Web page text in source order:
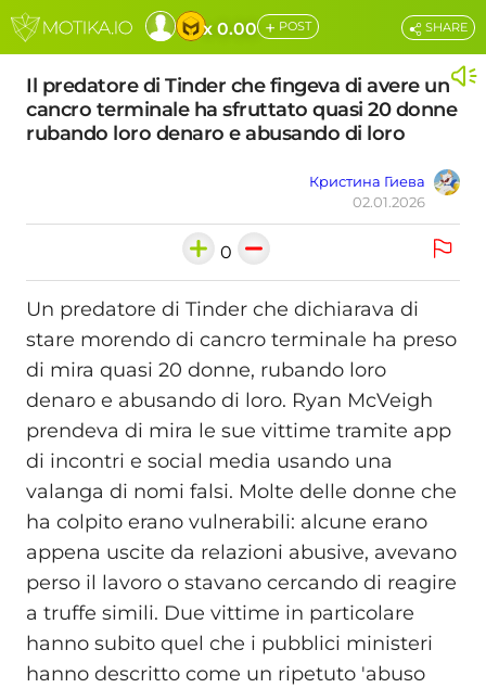
x 0.00 + POST
Il predatore di Tinder che fingeva di avere un
cancro terminale ha sfruttato quasi 20 donne
rubando loro denaro e abusando di loro
Кристина Гиева
02.01.2026
SHARE
0
Un predatore di Tinder che dichiarava di
stare morendo di cancro terminale ha preso
di mira quasi 20 donne, rubando loro
denaro e abusando di loro. Ryan McVeigh
prendeva di mira le sue vittime tramite app
di incontri e social media usando una
valanga di nomi falsi. Molte delle donne che
ha colpito erano vulnerabili: alcune erano
appena uscite da relazioni abusive, avevano
perso il lavoro o stavano cercando di reagire
a truffe simili. Due vittime in particolare
hanno subito quel che i pubblici ministeri
hanno descritto come un ripetuto 'abuso